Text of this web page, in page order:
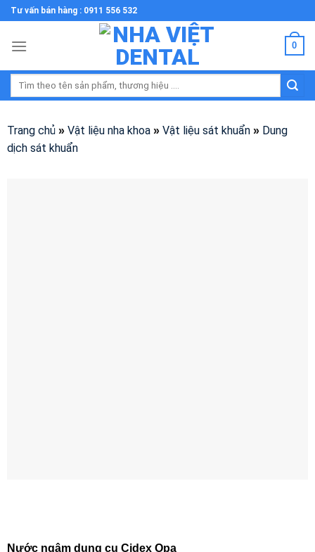
Skip
to
content
Tư vấn bán hàng : 0911 556 532
0
Tìm
Trang chủ» Vật liệu nha khoa» Vật liệu sát khuẩn» Dung
dịch sát khuẩn
Nước ngâm dụng cụ Cidex Opa